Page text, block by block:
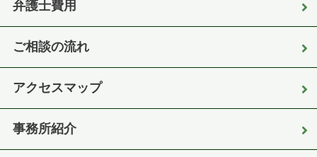
弁護士費用
ご相談の流れ
アクセスマップ
事務所紹介